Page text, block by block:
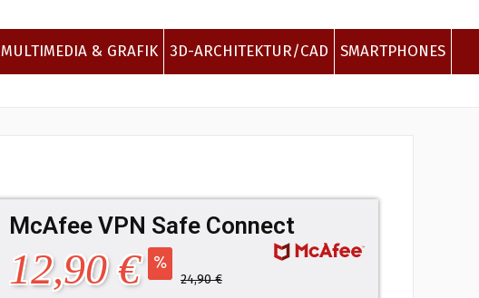
MULTIMEDIA & GRAFIK 3D-ARCHITEKTUR/CAD SMARTPHONES
McAfee VPN Safe Connect
12,90 € 24,90 €